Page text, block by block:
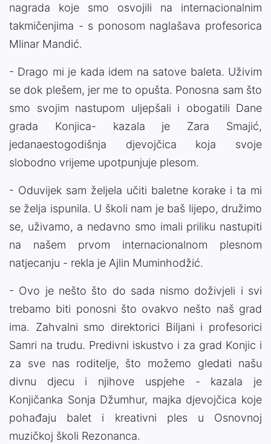
nagrada koje smo osvojili na internacionalnim
takmičenjima - s ponosom naglašava profesorica
Mlinar Mandić.
- Drago mi je kada idem na satove baleta. Uživim
se dok plešem, jer me to opušta. Ponosna sam što
smo svojim nastupom uljepšali i obogatili Dane
grada Konjica- kazala je Zara Smajić,
jedanaestogodišnja djevojčica koja svoje
slobodno vrijeme upotpunjuje plesom.
- Oduvijek sam željela učiti baletne korake i ta mi
se želja ispunila. U školi nam je baš lijepo, družimo
se, uživamo, a nedavno smo imali priliku nastupiti
na našem prvom internacionalnom plesnom
natjecanju - rekla je Ajlin Muminhodžić.
- Ovo je nešto što do sada nismo doživjeli i svi
trebamo biti ponosni što ovakvo nešto naš grad
ima. Zahvalni smo direktorici Biljani i profesorici
Samri na trudu. Predivni iskustvo i za grad Konjic i
za sve nas roditelje, što možemo gledati našu
divnu djecu i njihove uspjehe - kazala je
Konjičanka Sonja Džumhur, majka djevojčica koje
pohađaju balet i kreativni ples u Osnovnoj
muzičkoj školi Rezonanca.